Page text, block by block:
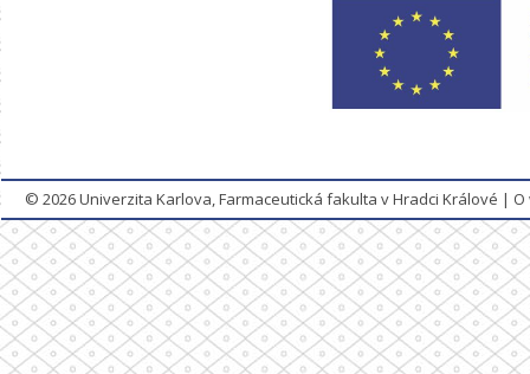
© 2026Univerzita Karlova, Farmaceutická fakulta v Hradci Králové |